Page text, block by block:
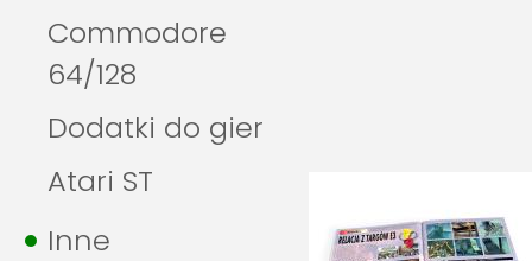
Commodore
64/128
Dodatki do gier
Atari ST
Inne